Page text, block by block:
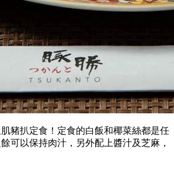
豬扒定食！定食的白飯和椰菜絲都是任
可以保持肉汁，另外配上醬汁及芝麻，